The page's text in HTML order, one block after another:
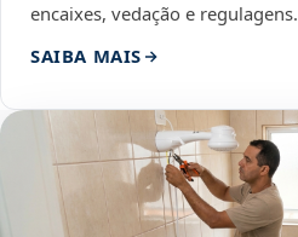
encaixes, vedação e regulagens.
SAIBA MAIS